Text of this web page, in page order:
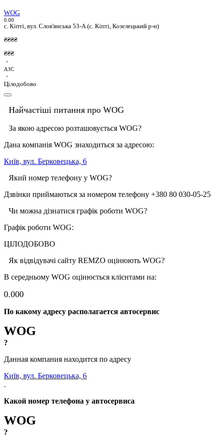
WOG
0.00
с. Кіпті, вул. Слов'янська 53-А (с. Кіпті, Козелецький р-н)
₴₴₴₴
₴₴₴
·
АЗС
·
Цілодобово
Найчастіші питання про WOG
За якою адресою розташовується WOG?
Дана компанія WOG знаходиться за адресою:
Київ, вул. Берковецька, 6
Який номер телефону у WOG?
Дзвінки приймаються за номером телефону +380 80 030-05-25
Чи можна дізнатися графік роботи WOG?
Графік роботи WOG:
ЦІЛОДОБОВО
Як відвідувачі сайту REMZO оцінюють WOG?
В середньому WOG оцінюється клієнтами на:
0.000
По какому адресу располагается автосервис
WOG
?
Данная компания находится по адресу
Київ, вул. Берковецька, 6
.
Какой номер телефона у автосервиса
WOG
?